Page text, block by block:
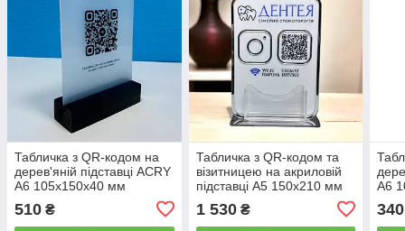
Табличка з QR-кодом на
дерев'яній підставці ACRY
А6 105х150х40 мм
510 ₴
Табличка з QR-кодом та
візитницею на акриловій
підставці А5 150х210 мм
1 530₴
А6
340